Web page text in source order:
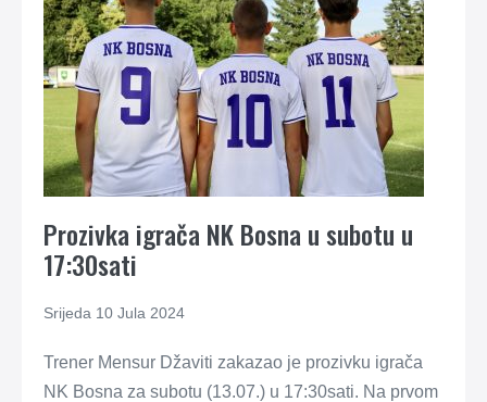
Prozivka igrača NK Bosna u subotu u
17:30sati
Srijeda 10 Jula 2024
Trener Mensur Džaviti zakazao je prozivku igrača
NK Bosna za subotu (13.07.) u 17:30sati. Na prvom